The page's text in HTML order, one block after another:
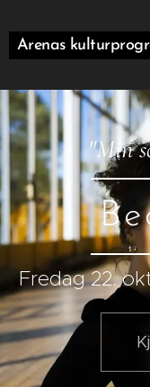
Arenas
"Min
Fredag 22.